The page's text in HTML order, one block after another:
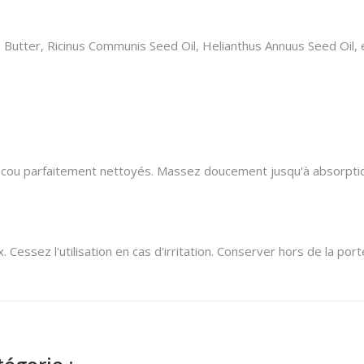
Ricinus Communis Seed Oil, Helianthus Annuus Seed Oil,
parfaitement nettoyés. Massez doucement jusqu'à
l'utilisation en cas d'irritation. Conserver hors de la